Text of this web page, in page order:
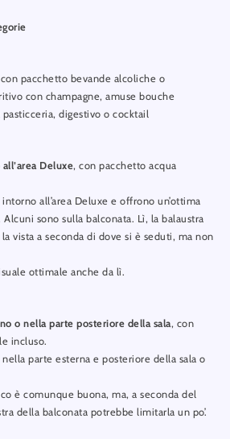
pacchetto bevande alcoliche o
con champagne, amuse bouche
digestivo o cocktail
Deluxe, con pacchetto acqua
all’area Deluxe e offrono un’ottima
sono sulla balconata. Lì, la balaustra
vista a seconda di dove si è seduti, ma non
ottimale anche da lì.
o nella parte posteriore della sala, con
incluso.
parte esterna e posteriore della sala o
è comunque buona, ma, a seconda del
della balconata potrebbe limitarla un po’.